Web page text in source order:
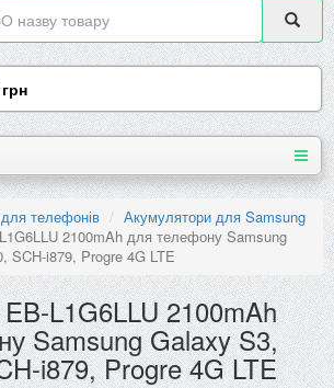
телефонів
Акумулятори для Samsung
2100mAh для телефону Samsung
SCH-i879, Progre 4G LTE
L1G6LLU 2100mAh
Samsung Galaxy S3,
i879, Progre 4G LTE